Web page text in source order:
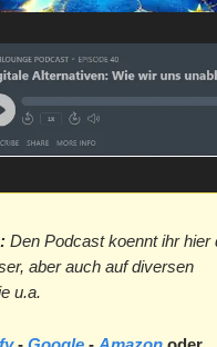
Den Podcast koennt ihr hier
aber auch auf diversen
u.a.